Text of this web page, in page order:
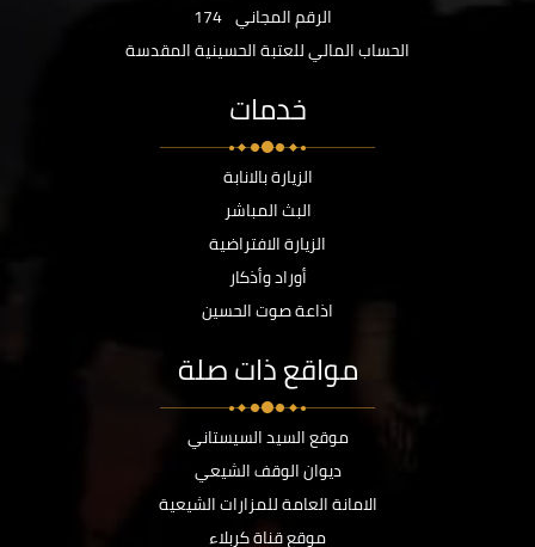
الرقم المجاني 174
الحساب المالي للعتبة الحسينية المقدسة
خدمات
الزيارة بالانابة
البث المباشر
الزيارة الافتراضية
أوراد وأذكار
اذاعة صوت الحسين
مواقع ذات صلة
موقع السيد السيستاني
ديوان الوقف الشيعي
الامانة العامة للمزارات الشيعية
موقع قناة كربلاء